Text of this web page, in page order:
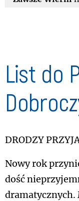
List do
Drodzy
Nowy rok
dość
dramatycznych.